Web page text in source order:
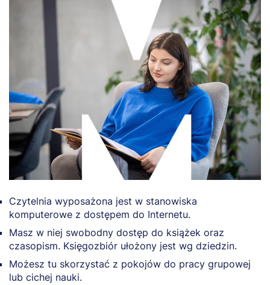
Czytelnia wyposażona jest w stanowiska
komputerowe z dostępem do Internetu.
Masz w niej swobodny dostęp do książek oraz
czasopism. Księgozbiór ułożony jest wg dziedzin.
Możesz tu skorzystać z pokojów do pracy grupowej
lub cichej nauki.